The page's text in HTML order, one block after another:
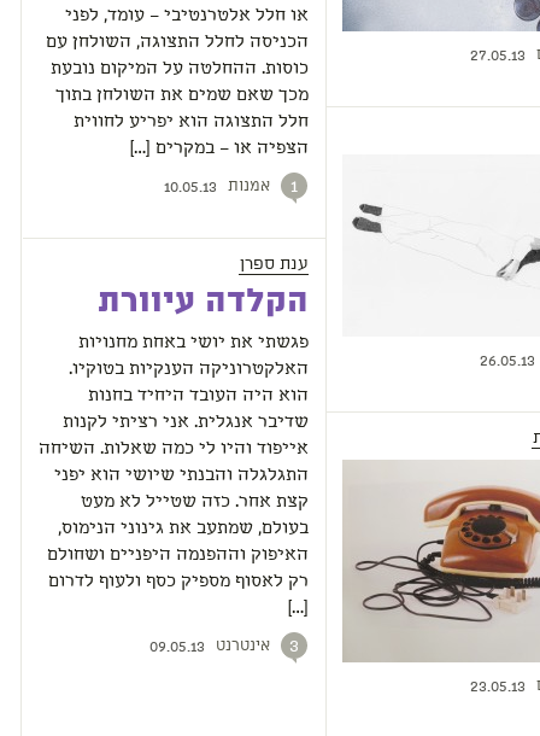
27.05.13
26.05.13
23.05.13
או חלל אלטרנטיבי – עומד, לפני
הכניסה לחלל התצוגה, השולחן עם
כוסות. ההחלטה על המיקום נובעת
מכך שאם שמים את השולחן בתוך
חלל התצוגה הוא יפריע לחווית
הצפיה או – במקרים […]
1 אמנות 10.05.13
ענת ספרן
הקלדה עיוורת
פגשתי את יושי באחת מחנויות
האלקטרוניקה הענקיות בטוקיו.
הוא היה העובד היחיד בחנות
שדיבר אנגלית. אני רציתי לקנות
אייפוד והיו לי כמה שאלות. השיחה
התגלגלה והבנתי שיושי הוא יפני
קצת אחר. כזה שטייל לא מעט
בעולם, שמתעב את גינוני הנימוס,
האיפוק וההפנמה היפניים ושחולם
רק לאסוף מספיק כסף ולעוף לדרום
[…]
3 אינטרנט 09.05.13